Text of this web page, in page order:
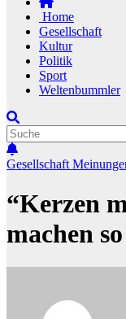
Home
Gesellschaft
Kultur
Politik
Sport
Weltenbummler
Gesellschaft
“Kerzen
machen